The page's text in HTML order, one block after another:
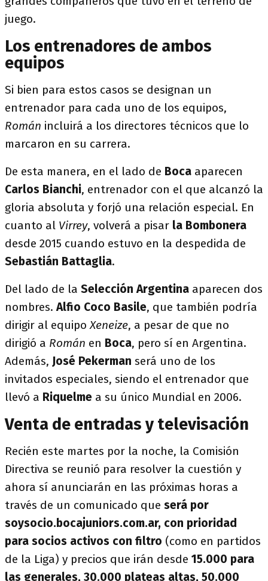
juego.
Los entrenadores de ambos
equipos
Si bien para estos casos se designan un
entrenador para cada uno de los equipos,
Román incluirá a los directores técnicos que lo
marcaron en su carrera.
De esta manera, en el lado de Boca aparecen
Carlos Bianchi, entrenador con el que alcanzó la
gloria absoluta y forjó una relación especial. En
cuanto al Virrey, volverá a pisar la Bombonera
desde 2015 cuando estuvo en la despedida de
Sebastián Battaglia.
Del lado de la Selección Argentina aparecen dos
nombres.Alfio Coco Basile, que también podría
dirigir al equipoXeneize, a pesar de que no
dirigió a Román en Boca, pero sí en Argentina.
Además, José Pekerman será uno de los
invitados especiales, siendo el entrenador que
llevó a Riquelme a su único Mundial en 2006.
Venta de entradas y televisación
Recién este martes por la noche, la Comisión
Directiva se reunió para resolver la cuestión y
ahora sí anunciarán en las próximas horas a
través de un comunicado que será por
soysocio.bocajuniors.com.ar, con prioridad
para socios activos con filtro (como en partidos
de la Liga) y precios que irán desde 15.000 para
las generales, 30.000 plateas altas, 50.000